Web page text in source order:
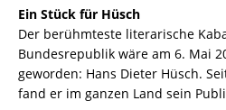
Ein Stück für Hüsch
Der berühmteste literarische
Bundesrepublik wäre am 6. Mai
geworden: Hans Dieter Hüsch.
fand er im ganzen Land sein